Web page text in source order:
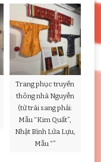
Trang phục truyền
thông nhà Nguyễn
(từ trái sang phải:
Mẫu “Kim Quất”,
Nhật Bình Lửa Lựu,
Mẫu “”